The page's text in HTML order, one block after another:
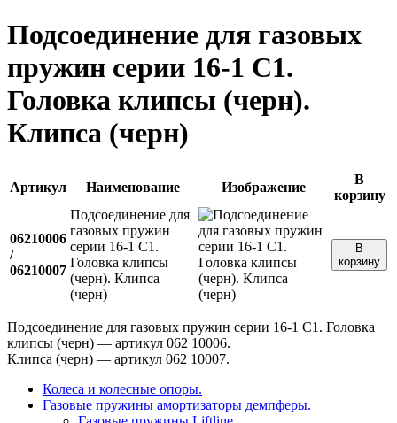
Подсоединение для газовых
пружин серии 16-1 С1.
Головка клипсы (черн).
Клипса (черн)
Артикул Наименование Изображение
В
корзину
06210006
/
06210007
Подсоединение для
газовых пружин
серии 16-1 С1.
Головка клипсы
(черн). Клипса
(черн)
В
корзину
Подсоединение для газовых пружин серии 16-1 С1. Головка
клипсы (черн) — артикул 062 10006.
Клипса (черн) — артикул 062 10007.
Колеса и колесные опоры.
Газовые пружины амортизаторы демпферы.